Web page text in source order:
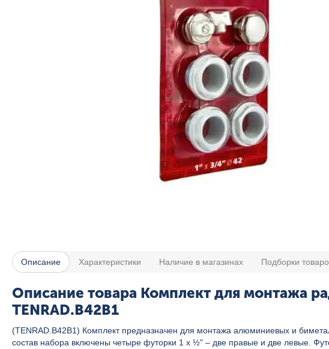
Описание Характеристики Наличие в магазинах Подборки
Описание товара Комплект для монтажа
TENRAD.В42B1
(TENRAD.В42B1) Комплект предназначен для монтажа алюминиевых и
состав набора включены четыре футорки 1 x ½" – две правые и две левые.